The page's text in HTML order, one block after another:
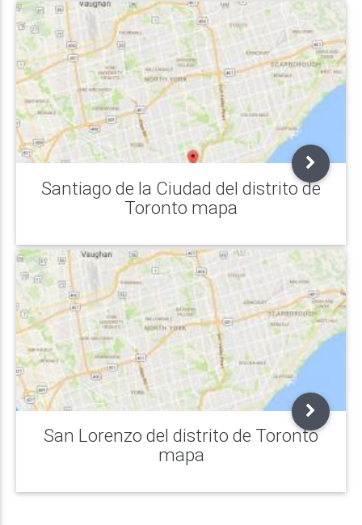
Santiago de la Ciudad del distrito de
Toronto mapa
San Lorenzo del distrito de Toronto
mapa